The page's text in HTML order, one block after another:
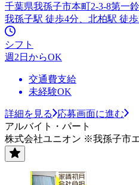
千葉県我孫子市本町2-3-8第一
我孫子駅 徒歩4分、北柏駅 徒
シフト
週2日からOK
交通費支給
未経験OK
詳細を見る
応募画面に進む
アルバイト・パート
株式会社ユニオン ※我孫子市